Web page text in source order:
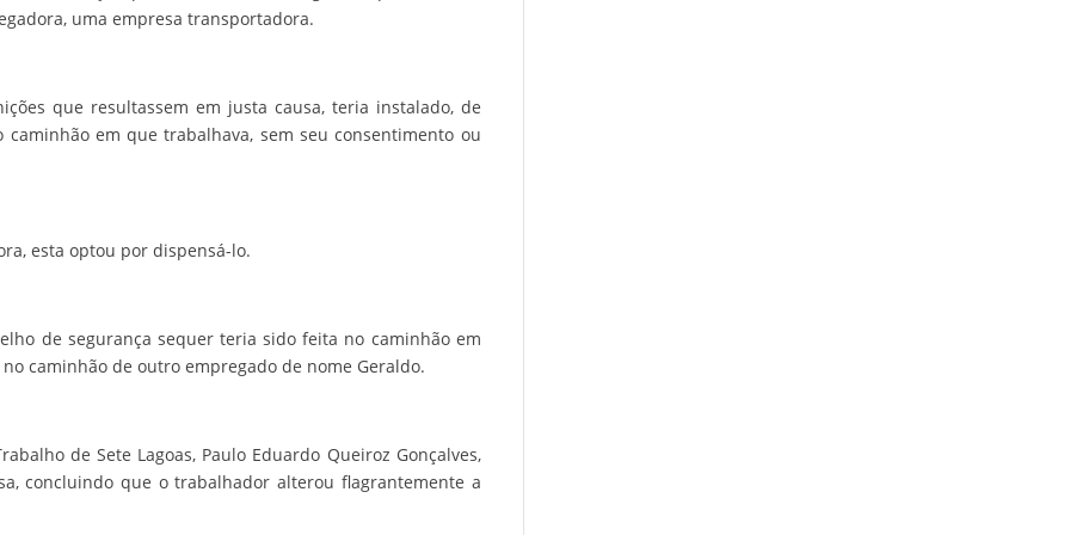
uma empresa transportadora.
que resultassem em justa causa, teria instalado, de
em que trabalhava, sem seu consentimento ou
esta optou por dispensá-lo.
de segurança sequer teria sido feita no caminhão em
caminhão de outro empregado de nome Geraldo.
de Sete Lagoas, Paulo Eduardo Queiroz Gonçalves,
concluindo que o trabalhador alterou flagrantemente a